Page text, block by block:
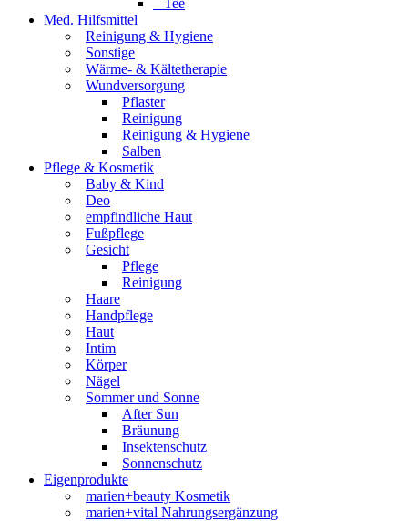
– Tee
Med. Hilfsmittel
Reinigung & Hygiene
Sonstige
Wärme- & Kältetherapie
Wundversorgung
Pflaster
Reinigung
Reinigung & Hygiene
Salben
Pflege & Kosmetik
Baby & Kind
Deo
empfindliche Haut
Fußpflege
Gesicht
Pflege
Reinigung
Haare
Handpflege
Haut
Intim
Körper
Nägel
Sommer und Sonne
After Sun
Bräunung
Insektenschutz
Sonnenschutz
Eigenprodukte
marien+beauty Kosmetik
marien+vital Nahrungsergänzung